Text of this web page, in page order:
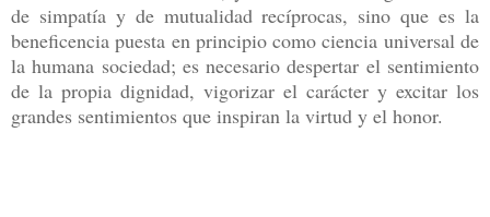
de simpatía y de mutualidad recíprocas, sino que es la
beneficencia puesta en principio como ciencia universal de
la humana sociedad; es necesario despertar el sentimiento
de la propia dignidad, vigorizar el carácter y excitar los
grandes sentimientos que inspiran la virtud y el honor.